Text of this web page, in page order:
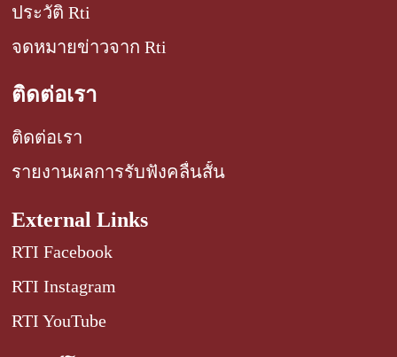
ประวัติ Rti
จดหมายข่าวจาก Rti
ติดต่อเรา
ติดต่อเรา
รายงานผลการรับฟังคลื่นสั้น
External Links
RTI Facebook
RTI Instagram
RTI YouTube